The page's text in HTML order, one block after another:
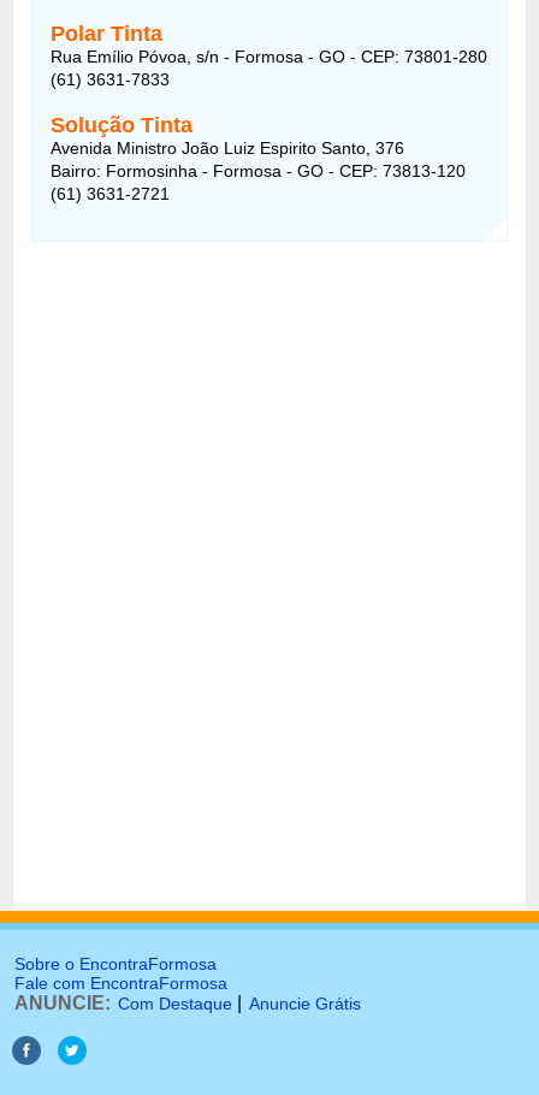
Polar Tinta
Rua Emílio Póvoa, s/n - Formosa - GO - CEP: 73801-280
(61) 3631-7833
Solução Tinta
Avenida Ministro João Luiz Espirito Santo, 376
Bairro: Formosinha - Formosa - GO - CEP: 73813-120
(61) 3631-2721
Sobre o EncontraFormosa
Fale com EncontraFormosa
ANUNCIE: Com Destaque Anuncie Grátis